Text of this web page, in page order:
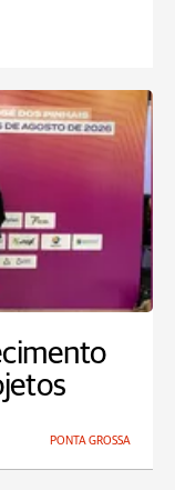
PONTA GROSSA